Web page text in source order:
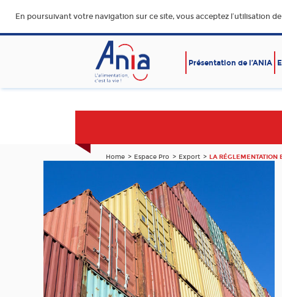
En poursuivant votre navigation sur ce site, vous acceptez l’utilisation
Présentation de l’ANIA
Home Espace Pro Export LA RÉGLEMENTATION